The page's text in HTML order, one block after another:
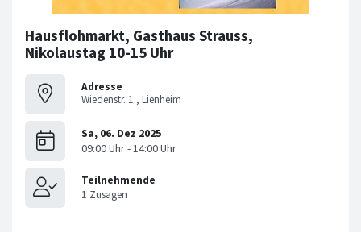
Hausflohmarkt, Gasthaus Strauss,
Nikolaustag 10-15 Uhr
Adresse
Wiedenstr. 1 , Lienheim